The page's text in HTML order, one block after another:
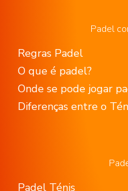
Padel
Regras Padel
O que é padel?
Onde se pode jogar
Diferenças entre o
Padel Ténis